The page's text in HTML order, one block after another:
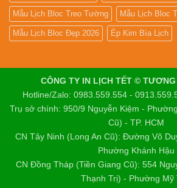
Mẫu Lịch Bloc Treo Tường Mẫu Lịch Bloc
Mẫu Lịch Bloc Đẹp 2026 Ép Kim Bìa Lịch
CÔNG TY IN LỊCH TẾT ©
Hotline/Zalo: 0983.559.554 -
Trụ sở chính: 950/9 Nguyễn Kiệm -
Cũ) - TP. HCM
CN Tây Ninh (Long An Cũ): Đường Võ
Phường Khánh Hậu
CN Đồng Tháp (Tiền Giang Cũ): 554
Thạnh Trị) - Phường Mỹ